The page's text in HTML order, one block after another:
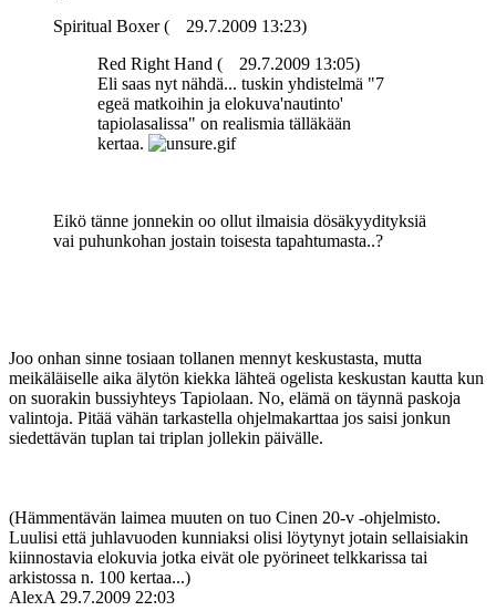
Spiritual Boxer (
29.7.2009 13:23)
Red Right Hand (
29.7.2009 13:05)
Eli saas nyt nähdä... tuskin yhdistelmä "7
egeä matkoihin ja elokuva'nautinto'
tapiolasalissa" on realismia tälläkään
kertaa.
Eikö tänne jonnekin oo ollut ilmaisia dösäkyydityksiä
vai puhunkohan jostain toisesta tapahtumasta..?
Joo onhan sinne tosiaan tollanen mennyt keskustasta, mutta
meikäläiselle aika älytön kiekka lähteä ogelista keskustan kautta kun
on suorakin bussiyhteys Tapiolaan. No, elämä on täynnä paskoja
valintoja. Pitää vähän tarkastella ohjelmakarttaa jos saisi jonkun
siedettävän tuplan tai triplan jollekin päivälle.
(Hämmentävän laimea muuten on tuo Cinen 20-v ‑ohjelmisto.
Luulisi että juhlavuoden kunniaksi olisi löytynyt jotain sellaisiakin
kiinnostavia elokuvia jotka eivät ole pyörineet telkkarissa tai
arkistossa n. 100 kertaa...)
AlexA 29.7.2009 22:03